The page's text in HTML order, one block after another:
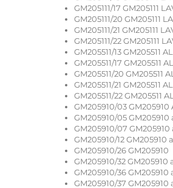
GM205111/17 GM205111
GM205111/20 GM205111
GM205111/21 GM205111
GM205111/22 GM205111
GM205511/13 GM205511
GM205511/17 GM205511
GM205511/20 GM205511
GM205511/21 GM205511
GM205511/22 GM205511
GM205910/03 GM205910
GM205910/05 GM205910
GM205910/07 GM205910
GM205910/12 GM205910
GM205910/26 GM205910
GM205910/32 GM205910
GM205910/36 GM205910
GM205910/37 GM205910